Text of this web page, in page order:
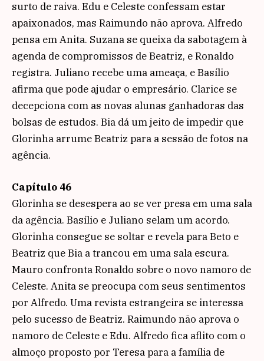
surto de raiva. Edu e Celeste confessam estar
apaixonados, mas Raimundo não aprova. Alfredo
pensa em Anita. Suzana se queixa da sabotagem à
agenda de compromissos de Beatriz, e Ronaldo
registra. Juliano recebe uma ameaça, e Basílio
afirma que pode ajudar o empresário. Clarice se
decepciona com as novas alunas ganhadoras das
bolsas de estudos. Bia dá um jeito de impedir que
Glorinha arrume Beatriz para a sessão de fotos na
agência.
Capítulo 46
Glorinha se desespera ao se ver presa em uma sala
da agência. Basílio e Juliano selam um acordo.
Glorinha consegue se soltar e revela para Beto e
Beatriz que Bia a trancou em uma sala escura.
Mauro confronta Ronaldo sobre o novo namoro de
Celeste. Anita se preocupa com seus sentimentos
por Alfredo. Uma revista estrangeira se interessa
pelo sucesso de Beatriz. Raimundo não aprova o
namoro de Celeste e Edu. Alfredo fica aflito com o
almoço proposto por Teresa para a família de